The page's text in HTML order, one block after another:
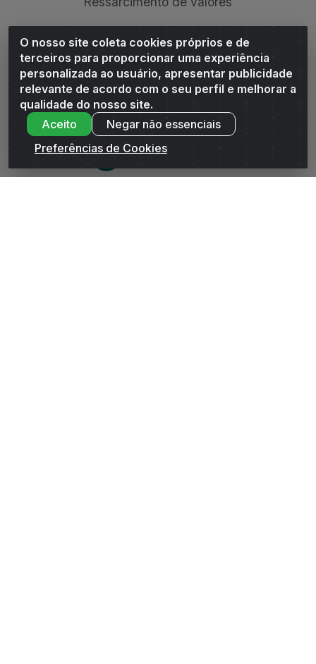
O nosso site coleta cookies próprios e de
terceiros para proporcionar uma experiência
personalizada ao usuário, apresentar publicidade
relevante de acordo com o seu perfil e melhorar a
qualidade do nosso site.
Aceito
Negar não essenciais
Preferências de Cookies
Siga-nos
Baixe o Aplicativo